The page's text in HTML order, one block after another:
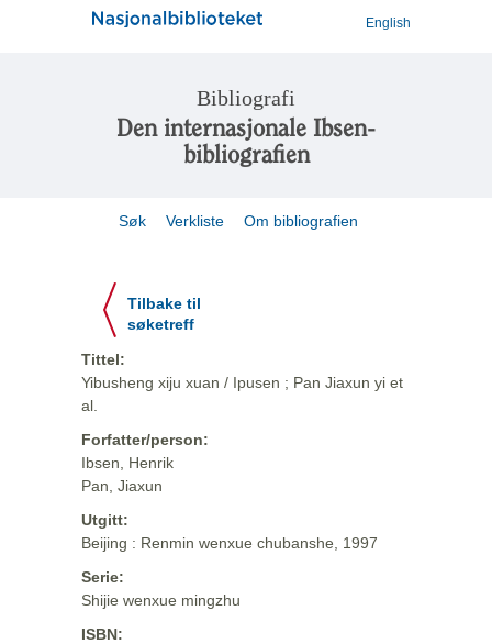
English
Bibliografi
Den internasjonale Ibsen-
bibliografien
Søk Verkliste Om bibliografien
Tilbake til
søketreff
Tittel:
Yibusheng xiju xuan / Ipusen ; Pan Jiaxun yi et
al.
Forfatter/person:
Ibsen, Henrik
Pan, Jiaxun
Utgitt:
Beijing : Renmin wenxue chubanshe, 1997
Serie:
Shijie wenxue mingzhu
ISBN: